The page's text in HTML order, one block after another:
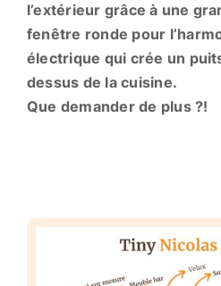
l’extérieur grâce à une
fenêtre ronde pour
électrique qui crée un
dessus de la cuisine.
Que demander de plus ?!